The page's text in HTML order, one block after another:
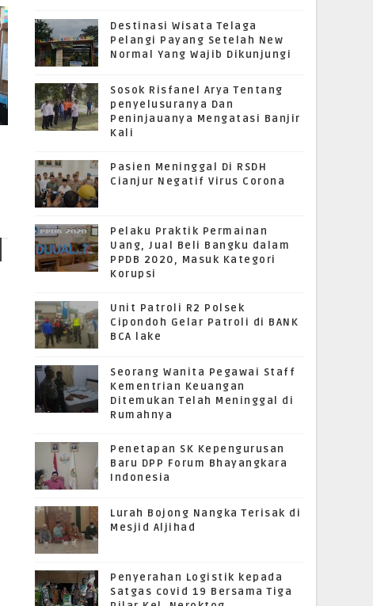
Destinasi Wisata Telaga
Pelangi Payang Setelah New
Normal Yang Wajib Dikunjungi
Sosok Risfanel Arya Tentang
penyelusuranya Dan
Peninjauanya Mengatasi Banjir
Kali
Pasien Meninggal Di RSDH
Cianjur Negatif Virus Corona
Pelaku Praktik Permainan
Uang, Jual Beli Bangku dalam
PPDB 2020, Masuk Kategori
Korupsi
Unit Patroli R2 Polsek
Cipondoh Gelar Patroli di BANK
BCA lake
Seorang Wanita Pegawai Staff
Kementrian Keuangan
Ditemukan Telah Meninggal di
Rumahnya
Penetapan SK Kepengurusan
Baru DPP Forum Bhayangkara
Indonesia
Lurah Bojong Nangka Terisak di
Mesjid Aljihad
Penyerahan Logistik kepada
Satgas covid 19 Bersama Tiga